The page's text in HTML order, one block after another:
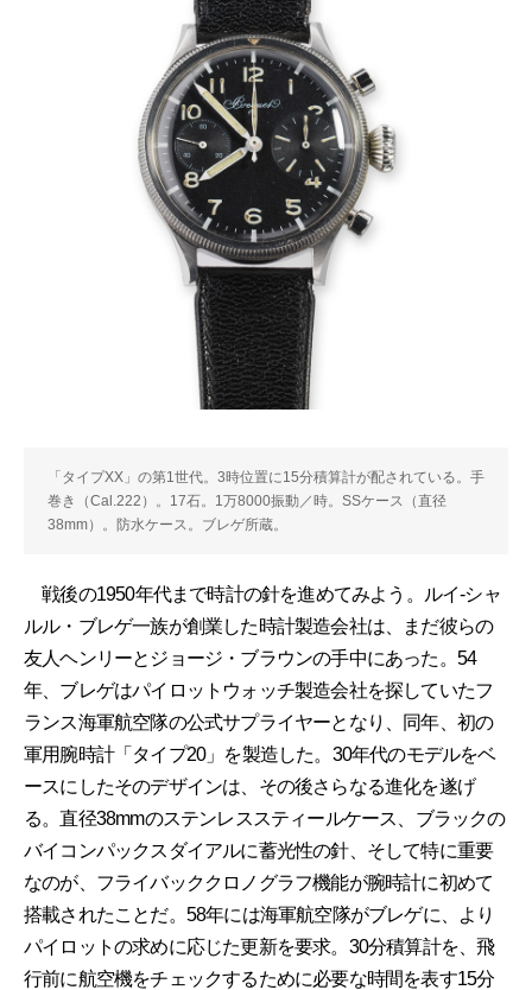
「タイプXX」の第1世代。3時位置に15分積算計が配されている。手
巻き（Cal.222）。17石。1万8000振動／時。SSケース（直径
38mm）。防水ケース。ブレゲ所蔵。
戦後の1950年代まで時計の針を進めてみよう。ルイ-シャ
ルル・ブレゲ一族が創業した時計製造会社は、まだ彼らの
友人ヘンリーとジョージ・ブラウンの手中にあった。54
年、ブレゲはパイロットウォッチ製造会社を探していたフ
ランス海軍航空隊の公式サプライヤーとなり、同年、初の
軍用腕時計「タイプ20」を製造した。30年代のモデルをベ
ースにしたそのデザインは、その後さらなる進化を遂げ
る。直径38mmのステンレススティールケース、ブラックの
バイコンパックスダイアルに蓄光性の針、そして特に重要
なのが、フライバッククロノグラフ機能が腕時計に初めて
搭載されたことだ。58年には海軍航空隊がブレゲに、より
パイロットの求めに応じた更新を要求。30分積算計を、飛
行前に航空機をチェックするために必要な時間を表す15分